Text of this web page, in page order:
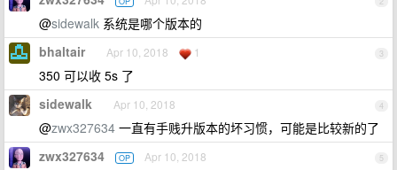
@sidewalk 系统是哪个版本的
3
bhaltair Apr 10, 2018 1
350 可以收 5s 了
4
sidewalk Apr 10, 2018
@zwx327634 一直有手贱升版本的坏习惯，可能是比较新的了
5
zwx327634 OP Apr 10, 2018